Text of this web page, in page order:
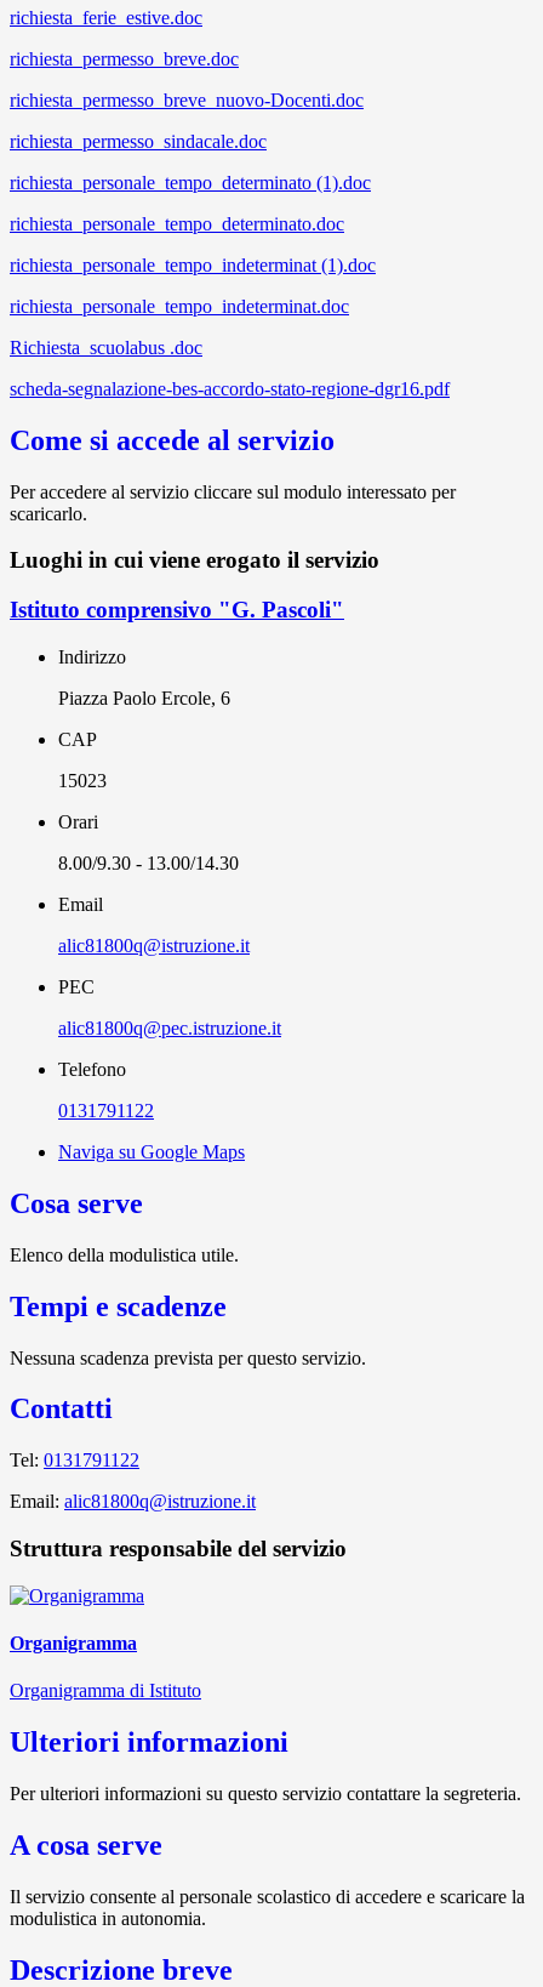
richiesta_ferie_estive.doc
richiesta_permesso_breve.doc
richiesta_permesso_breve_nuovo-Docenti.doc
richiesta_permesso_sindacale.doc
richiesta_personale_tempo_determinato (1).doc
richiesta_personale_tempo_determinato.doc
richiesta_personale_tempo_indeterminat (1).doc
richiesta_personale_tempo_indeterminat.doc
Richiesta_scuolabus .doc
scheda-segnalazione-bes-accordo-stato-regione-dgr16.pdf
Come si accede al servizio
Per accedere al servizio cliccare sul modulo interessato per
scaricarlo.
Luoghi in cui viene erogato il servizio
Istituto comprensivo "G. Pascoli"
Indirizzo
Piazza Paolo Ercole, 6
CAP
15023
Orari
8.00/9.30 - 13.00/14.30
Email
alic81800q@istruzione.it
PEC
alic81800q@pec.istruzione.it
Telefono
0131791122
Naviga su Google Maps
Cosa serve
Elenco della modulistica utile.
Tempi e scadenze
Nessuna scadenza prevista per questo servizio.
Contatti
Tel: 0131791122
Email: alic81800q@istruzione.it
Struttura responsabile del servizio
Organigramma
Organigramma di Istituto
Ulteriori informazioni
Per ulteriori informazioni su questo servizio contattare la segreteria.
A cosa serve
Il servizio consente al personale scolastico di accedere e scaricare la
modulistica in autonomia.
Descrizione breve